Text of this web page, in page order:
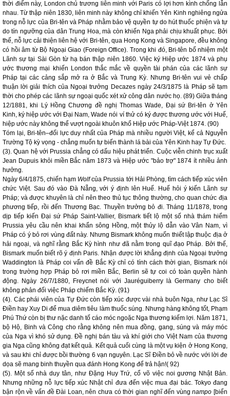
thời điểm này, London chủ trương liên minh với Paris có lợi hơn kình chống lẫn
nhau. Từ thập niên 1830, liên minh này không chỉ khiến Yên Kinh nghiêng ngửa
trong nỗ lực của Bri-tên và Pháp nhằm bảo vệ quyền tự do hút thuốc phiện và tự
do tín ngưỡng của dân Trung Hoa, mà còn khiến Nga phải chịu khuất phục. Bởi
thế, nỗ lực cải thiện liên hệ với Bri-tên, qua Hong Kong và Singapore, đều không
có hồi âm từ Bộ Ngoại Giao (Foreign Office). Trong khi đó, Bri-tên bổ nhiệm một
Lãnh sự tại Sài Gòn từ hạ bán thập niên 1860. Việc ký Hiệp ước 1874 và phụ
ước thương mại khiến London thắc mắc về quyền tài phán của các lãnh sự
Pháp tại các cảng sắp mở ra ở Bắc và Trung Kỳ. Nhưng Bri-tên vui vẻ chấp
thuận lời giải thích của Ngoại trưởng Decazes ngày 24/3/1875 là Pháp sẽ tạm
thời cho phép các lãnh sự ngoại quốc xét xử công dân nước họ. (89) Giữa tháng
12/1881, khi Lý Hồng Chương đề nghị Thomas Wade, Đại sứ Bri-tên ở Yên
Kinh, ký hiệp ước với Đại Nam, Wade nói ví thử có ký được thương ước với Huế,
hiệp ước này không thể vượt ngoài khuôn khổ Hiệp ước Pháp-Việt 1874. (90)
Tóm lại, Bri-tên–đối lực duy nhất của Pháp mà nhiều người Việt, kể cả Nguyễn
Trường Tộ kỳ vọng - chẳng muốn tự biến thành lá bài của Yên Kinh hay Tự Đức.
(3). Quan hệ với Prussia chẳng có dấu hiệu phát triển. Cuộc viễn chinh trục xuất
Jean Dupuis khỏi miền Bắc năm 1873 và Hiệp ước "bảo trợ" 1874 ít nhiều ảnh
hưởng.
Ngày 6/4/1875, chiến hạm Wolfcủa Prussia tới Hải Phòng, tìm cách tiếp xúc viên
chức Việt. Sau đó vào Đà Nẵng, với ý định lên Huế. Huế hỏi ý kiến Lãnh sự
Pháp; và được khuyên là chỉ nên theo thủ tục thông thường, cho quan chức địa
phương tiếp, rồi đến Thương Bạc. Thuyền trưởng bỏ đi. Tháng 11/1878, trong
dịp tiếp kiến Đại sứ Pháp Saint-Vallier, Bismark tiết lộ một số nhà thám hiểm
Prussia yêu cầu nên khai khẩn sông Hồng, một thủy lộ dẫn vào Vân Nam, vì
Pháp có ý bỏ rơi vùng đất này. Nhưng Bismark không muốn thiết lập thuộc địa ở
hải ngoại, và nghĩ rằng Bắc Kỳ hình như đã nằm trong quĩ đạo Pháp. Bởi thế,
Bismark muốn biết rõ ý định Paris. Nhận được lời khẳng định của Ngoại trưởng
Waddington là Pháp coi vấn đề Bắc Kỳ chỉ có tính cách thời gian, Bismark nói
trong trường hợp Pháp bỏ rơi miền Bắc, Berlin sẽ tự coi có toàn quyền hành
động. Ngày 26/7/1880, Freycnet nói với Jauréguiberry là Germany cho biết
không phản đối việc Pháp chiếm Bắc Kỳ. (91)
(4). Các phái viên của Tự Đức còn tiếp xúc được vài nhà buôn Nga, như Lạc Sĩ
Điền hay Xuy Di để mua diêm tiêu làm thuốc súng. Nhưng hàng không tốt, Phạm
Phú Thứ còn bị thư nặc danh tố cáo móc ngoặc Nga thương kiếm lợi. Năm 1871,
bộ Hộ, Binh và Công cho rằng không nên mua đồng, gang, súng và máy móc
của Nga vì khó sử dụng. Đề nghị bán tàu và khí giới cho Việt Nam của thương
gia Nga cũng không đạt kết quả. Kết quả cuối cùng là một vụ kiện ở Hong Kong,
và sau khi chỉ được bồi thường 6 vạn nguyên. Lạc Sĩ Điền bỏ về nước với lời đe
dọa sẽ mang binh thuyền qua đánh Hong Kong để trả hận!( 92)
(5). Một số nhà duy tân, như Đặng Huy Trứ, cổ võ việc noi gương Nhật Bản.
Nhưng những nỗ lực tiếp xúc Nhật chỉ đưa đến việc mua đại bác. Tokyo đang
bận rộn về vấn đề Đài Loan, nên chưa có thời gian nghĩ đến vùngnampo [biển